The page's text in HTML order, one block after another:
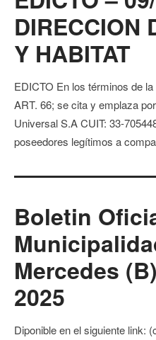
DIRECCION
Y HABITAT
EDICTO En los términos de
ART. 66; se cita y emplaza
Universal S.A CUIT: 33-
poseedores legítimos a
Boletin
Mercedes
2025
Diponible en el siguiente link: